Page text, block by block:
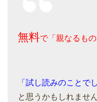
無料で「親なるも
「試し読みのことで
と思うかもしれませ